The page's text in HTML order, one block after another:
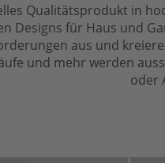
Qualitätsprodukt in
Designs für Haus und
aus und
und mehr werden
oder